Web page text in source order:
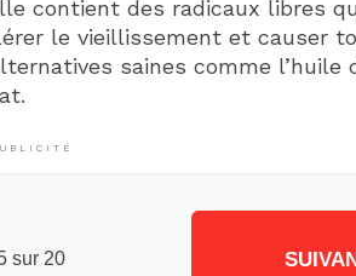
contient des radicaux libres
le vieillissement et causer
saines comme l’huile
sur 20